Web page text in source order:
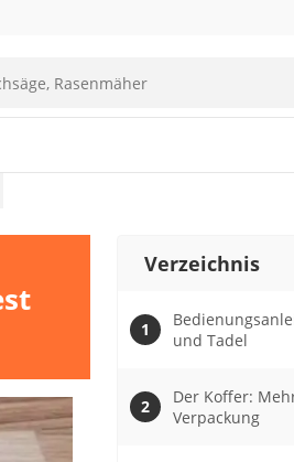
Verzeichnis
und Tadel
Der Koffer:
Verpackung